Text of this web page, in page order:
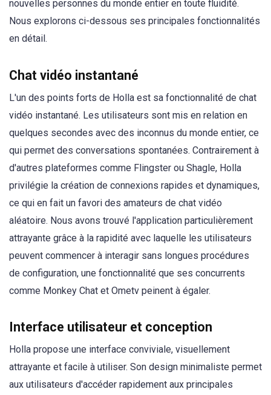
nouvelles personnes du monde entier en toute fluidité.
Nous explorons ci-dessous ses principales fonctionnalités
en détail.
Chat vidéo instantané
L'un des points forts de Holla est sa fonctionnalité de chat
vidéo instantané. Les utilisateurs sont mis en relation en
quelques secondes avec des inconnus du monde entier, ce
qui permet des conversations spontanées. Contrairement à
d'autres plateformes comme Flingster ou Shagle, Holla
privilégie la création de connexions rapides et dynamiques,
ce qui en fait un favori des amateurs de chat vidéo
aléatoire. Nous avons trouvé l'application particulièrement
attrayante grâce à la rapidité avec laquelle les utilisateurs
peuvent commencer à interagir sans longues procédures
de configuration, une fonctionnalité que ses concurrents
comme Monkey Chat et Ometv peinent à égaler.
Interface utilisateur et conception
Holla propose une interface conviviale, visuellement
attrayante et facile à utiliser. Son design minimaliste permet
aux utilisateurs d'accéder rapidement aux principales